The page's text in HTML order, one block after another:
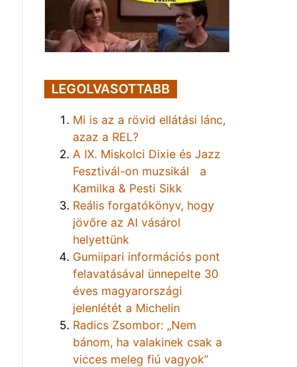
LEGOLVASOTTABB
Mi is az a rövid ellátási lánc,
azaz a REL?
A IX. Miskolci Dixie és Jazz
Fesztivál-on muzsikál a
Kamilka & Pesti Sikk
Reális forgatókönyv, hogy
jövőre az AI vásárol
helyettünk
Gumiipari információs pont
felavatásával ünnepelte 30
éves magyarországi
jelenlétét a Michelin
Radics Zsombor: „Nem
bánom, ha valakinek csak a
vicces meleg fiú vagyok”